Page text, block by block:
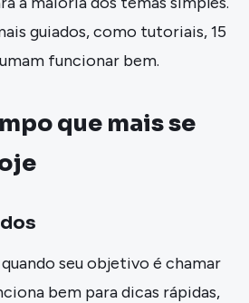
guiados, como tutoriais, 15
funcionar bem.
que mais se
seu objetivo é chamar
bem para dicas rápidas,